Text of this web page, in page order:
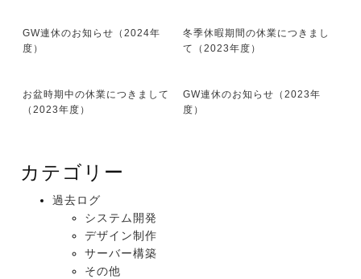
GW連休のお知らせ（2024年
度）
冬季休暇期間の休業につきまし
て（2023年度）
お盆時期中の休業につきまして
（2023年度）
GW連休のお知らせ（2023年
度）
カテゴリー
過去ログ
システム開発
デザイン制作
サーバー構築
その他